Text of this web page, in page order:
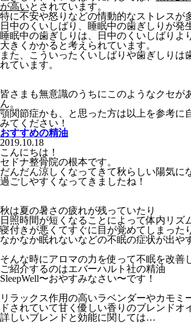
が高いとされています。
特に不安や怒りなどの情動的なストレスが
日中のくいしばり、睡眠中の歯ぎしりが発
睡眠中の歯ぎしりは、日中のくいしばりよ
大きくかかると考えられています。
また、こういったくいしばりや歯ぎしりは
れています。
皆さまも無意識のうちにこのようなクセが
ん。
顎関節症かも、と思った方は以上を参考に
みてください！
おすすめの精油
2019.10.18
こんにちは！
セドナ整骨院の根本です。
だんだん涼しくなってきて秋らしい陽気に
過ごしやすくなってきましたね！
秋は夏の暑さの疲れが残っていたり
日照時間が短くなることによって体内リズ
寝付きが悪くてすぐに目が覚めてしまった
なかなか眠れないなどの不眠の症状が出や
そんな時にアロマの力を使って不眠を改善
ご紹介するのはエバーハルト社の精油
SleepWell〜おやすみなさい〜です！
リラックス作用の高いラベンダーやカモミ
ドされていて甘く優しい香りのブレンドオ
詳しいブレンドと効能に関しては…